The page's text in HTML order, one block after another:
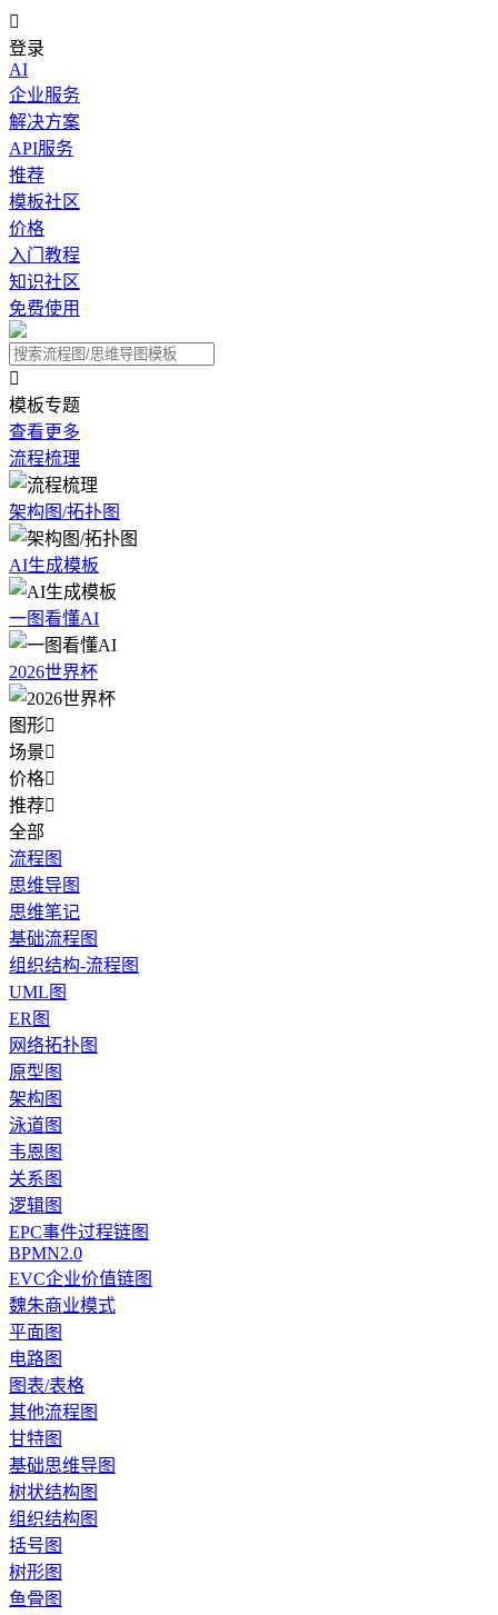

登录
AI
企业服务
解决方案
API服务
推荐
模板社区
价格
入门教程
知识社区
免费使用

模板专题
查看更多
流程梳理
架构图/拓扑图
AI生成模板
一图看懂AI
2026世界杯
图形
场景
价格
推荐
全部
流程图
思维导图
思维笔记
基础流程图
组织结构-流程图
UML图
ER图
网络拓扑图
原型图
架构图
泳道图
韦恩图
关系图
逻辑图
EPC事件过程链图
BPMN2.0
EVC企业价值链图
魏朱商业模式
平面图
电路图
图表/表格
其他流程图
甘特图
基础思维导图
树状结构图
组织结构图
括号图
树形图
鱼骨图